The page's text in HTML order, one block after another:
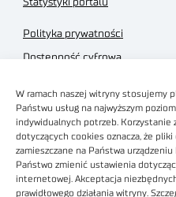
W ramach naszej witryny stosujemy
Państwu usług na najwyższym
indywidualnych potrzeb. Korzystanie
dotyczących cookies oznacza, że pliki
zamieszczane na Państwa
Państwo zmienić ustawienia
internetowej. Akceptacja
prawidłowego działania witryny.
Polityka prywatności
Dostępność cyfrowa
Regulamin sklepu
Obrazy stockowe